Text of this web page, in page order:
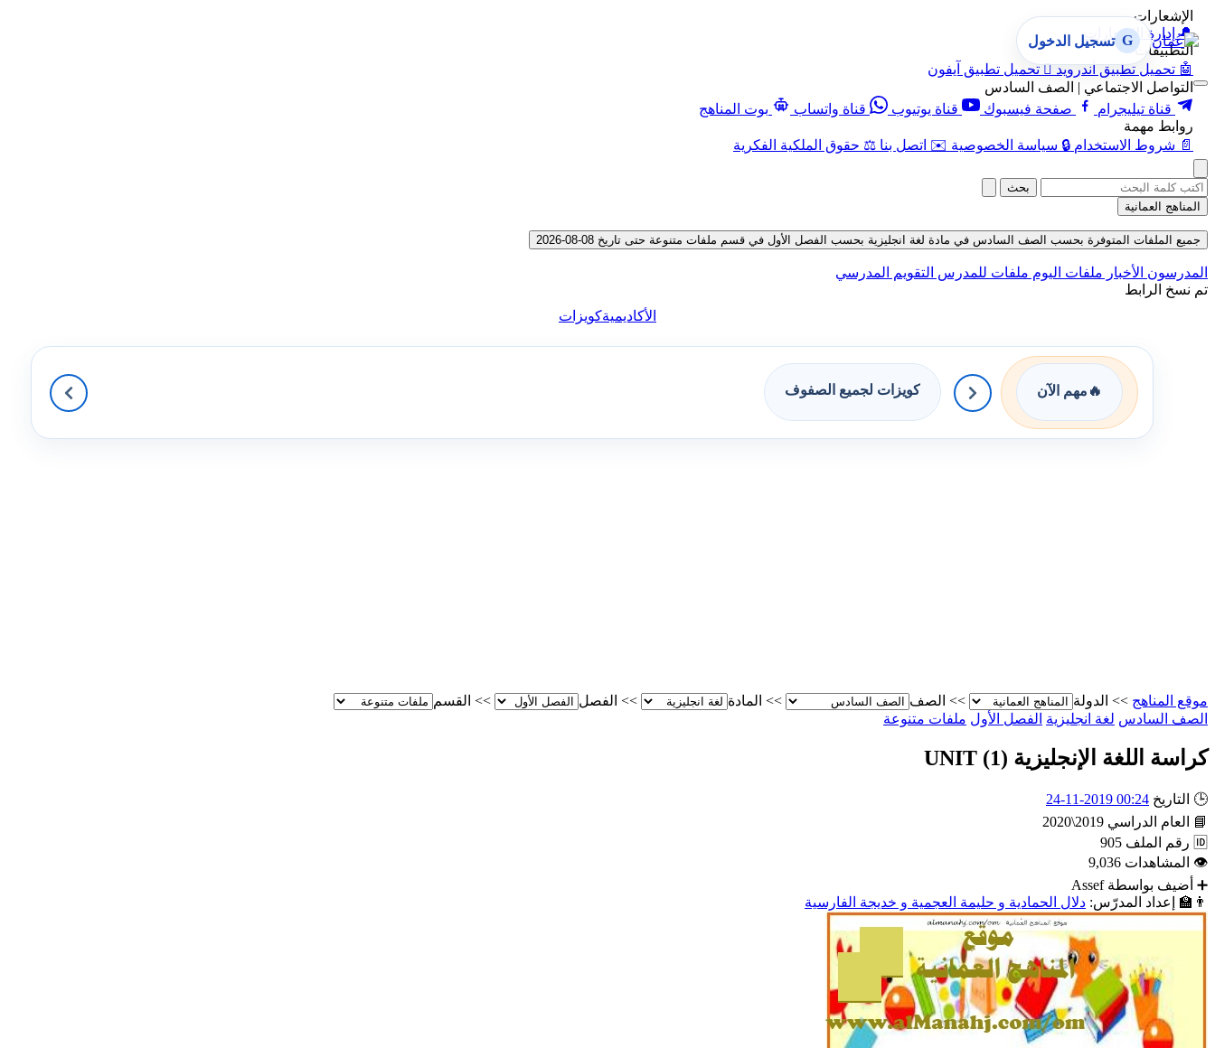
الإشعارات
🔔 إدارة الإشعارات
التطبيقات
🤖 تحميل تطبيق أندرويد  تحميل تطبيق آيفون
التواصل الاجتماعي | الصف السادس
قناة تيليجرام
صفحة فيسبوك قناة يوتيوب قناة واتساب
بوت المناهج
روابط مهمة
📄 شروط الاستخدام 🔒 سياسة الخصوصية ✉️ اتصل بنا ⚖️ حقوق الملكية الفكرية
G تسجيل الدخول
بحث
المناهج العمانية
جميع الملفات المتوفرة بحسب الصف السادس في مادة لغة انجليزية بحسب الفصل الأول في قسم ملفات متنوعة حتى تاريخ 08-08-2026
المدرسون الأخبار ملفات اليوم ملفات للمدرس التقويم المدرسي
تم نسخ الرابط
الأكاديميةكويزات
🔥 مهم الآن كويزات لجميع الصفوف
موقع المناهج >> الدولة >> الصف >> المادة >> الفصل >> القسم
الصف السادس لغة انجليزية الفصل الأول ملفات متنوعة
كراسة اللغة الإنجليزية UNIT (1)
🕒 التاريخ 00:24 2019-11-24
📘
العام الدراسي 2019\2020
🆔 رقم الملف 905
👁 المشاهدات 9,036
➕ أضيف بواسطة Assef
👨‍🏫
إعداد المدرّس: دلال الحمادية و حليمة العجمية و خديجة الفارسية